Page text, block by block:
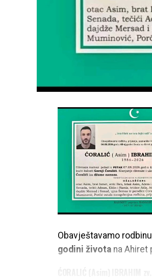
Obavještavamo
godini života na Ahiret